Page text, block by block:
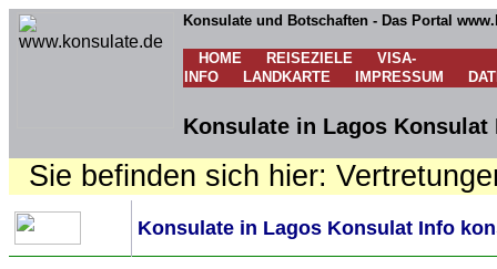
Konsulate und Botschaften - Das Portal
HOME REISEZIELE
VISA-
INFO
LANDKARTE IMPRESSUM
Konsulate in Lagos Konsulat
Sie befinden sich hier:
Konsulate in Lagos Konsulat Info